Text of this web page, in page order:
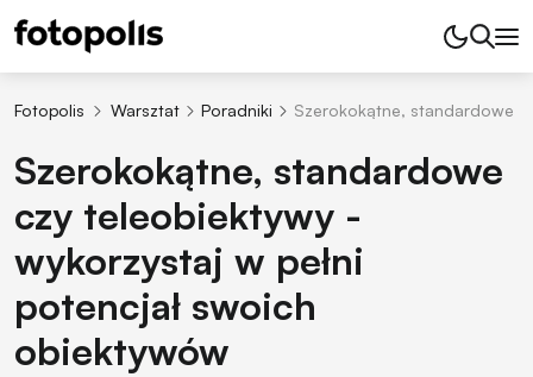
Fotopolis Warsztat Poradniki Szerokokątne, standardowe
Szerokokątne, standardowe
czy teleobiektywy -
wykorzystaj w pełni
potencjał swoich
obiektywów